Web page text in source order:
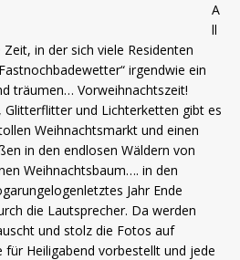
A
ll
in der sich viele Residenten
irgendwie ein
träumen… Vorweihnachtszeit!
Glitterflitter und Lichterketten gibt es
Weihnachtsmarkt und einen
in den endlosen Wäldern von
Weihnachtsbaum…. in den
Jahr Ende
die Lautsprecher. Da werden
und stolz die Fotos auf
für Heiligabend vorbestellt und jede